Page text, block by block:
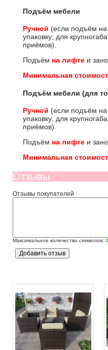
Подъём мебели
Ручной (если подъём
упаковку; для
приёмов).
Подъём на лифте и
Минимальная
Подъём мебели (для
Ручной (если подъём
упаковку; для
приёмов).
Подъём на лифте и
Минимальная
Отзывы
Отзывы покупателей
Максимальное количество символов: 0